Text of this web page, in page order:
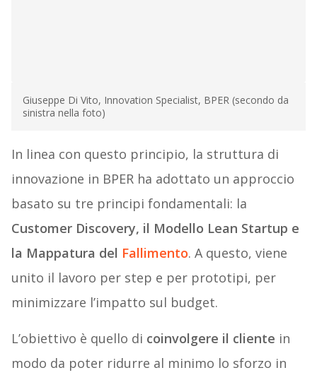
Giuseppe Di Vito, Innovation Specialist, BPER (secondo da
sinistra nella foto)
In linea con questo principio, la struttura di
innovazione in BPER ha adottato un approccio
basato su tre principi fondamentali: la
Customer Discovery, il Modello Lean Startup e
la Mappatura del Fallimento. A questo, viene
unito il lavoro per step e per prototipi, per
minimizzare l’impatto sul budget.
L’obiettivo è quello di coinvolgere il cliente in
modo da poter ridurre al minimo lo sforzo in